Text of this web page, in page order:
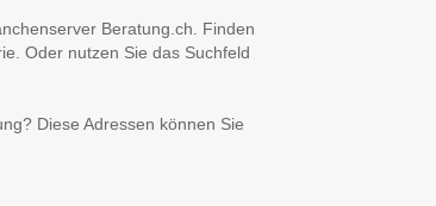
Beratung.ch. Finden
Oder nutzen Sie das Suchfeld
Diese Adressen können Sie